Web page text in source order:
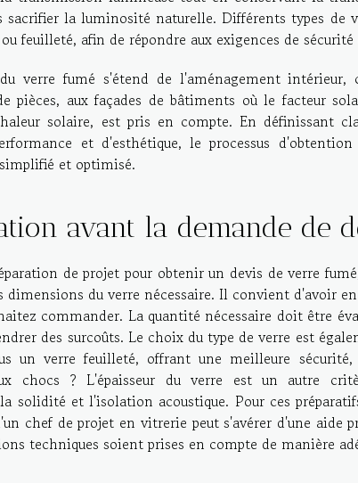
la luminosité naturelle. Différents types de
feuilleté, afin de répondre aux exigences de
verre fumé s'étend de l'aménagement
pièces, aux façades de bâtiments où le facteur
solaire, est pris en compte. En définissant
et d'esthétique, le processus
et optimisé.
avant la demande de
de projet pour obtenir un devis de verre
dimensions du verre nécessaire. Il convient d'avoir
commander. La quantité nécessaire doit être
des surcoûts. Le choix du type de verre est
un verre feuilleté, offrant une meilleure
chocs ? L'épaisseur du verre est un autre
solidité et l'isolation acoustique. Pour ces
chef de projet en vitrerie peut s'avérer d'une aide
techniques soient prises en compte de manière